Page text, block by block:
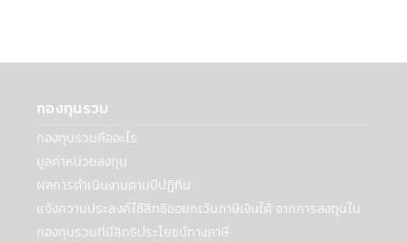
กบริษัทฯเพื่อช่วยการบริการจัดการเงินลงทุน
• เมื่อต้องเปิดเผยตามที่กฎหมายกำหนด เช่น
กรมสรรพากร, ผู้ควบคุมกฎระเบียบ เช่น
สำนักงานคณะกรรมการหลักทรัพย์และ
ตลาดหลักทรัพย์ (กลต.)
• สถาบันการเงินอื่นๆ ที่บริษัทฯได้ร่วมเป็น
พันธมิตรเพื่อสร้างและเสนอผลิตภัณฑ์หรือ
บริการ: บริษัทฯอาจเปิดเผยข้อมูลส่วนบุคคลกับ
กองทุนรวม
กองทุนรวมคืออะไร
มูลค่าหน่วยลงทุน
ผลการดำเนินงานตามปีปฏิทิน
แจ้งความประสงค์ใช้สิทธิขอยกเว้นภาษีเงินได้ จากการลงทุนใน
กองทุนรวมที่มีสิทธิประโยชน์ทางภาษี